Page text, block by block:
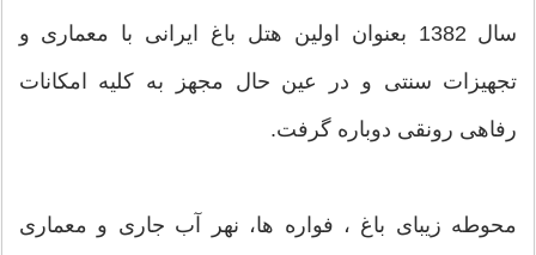
سال 1382 بعنوان اولین هتل باغ ایرانی با معماری و
تجهیزات سنتی و در عین حال مجهز به کلیه امکانات
رفاهی رونقی دوباره گرفت.
محوطه زیبای باغ ، فواره ها، نهر آب جاری و معماری